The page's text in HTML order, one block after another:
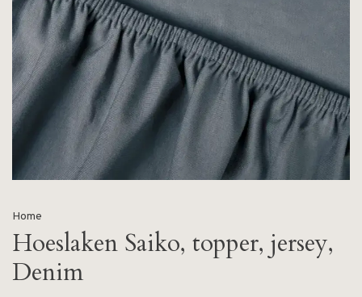
Home
Hoeslaken Saiko, topper, jersey,
Denim